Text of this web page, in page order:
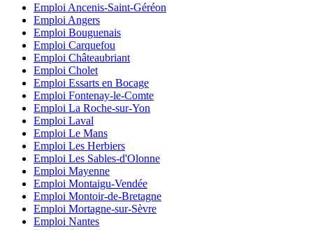
Emploi Ancenis-Saint-Géréon
Emploi Angers
Emploi Bouguenais
Emploi Carquefou
Emploi Châteaubriant
Emploi Cholet
Emploi Essarts en Bocage
Emploi Fontenay-le-Comte
Emploi La Roche-sur-Yon
Emploi Laval
Emploi Le Mans
Emploi Les Herbiers
Emploi Les Sables-d'Olonne
Emploi Mayenne
Emploi Montaigu-Vendée
Emploi Montoir-de-Bretagne
Emploi Mortagne-sur-Sèvre
Emploi Nantes